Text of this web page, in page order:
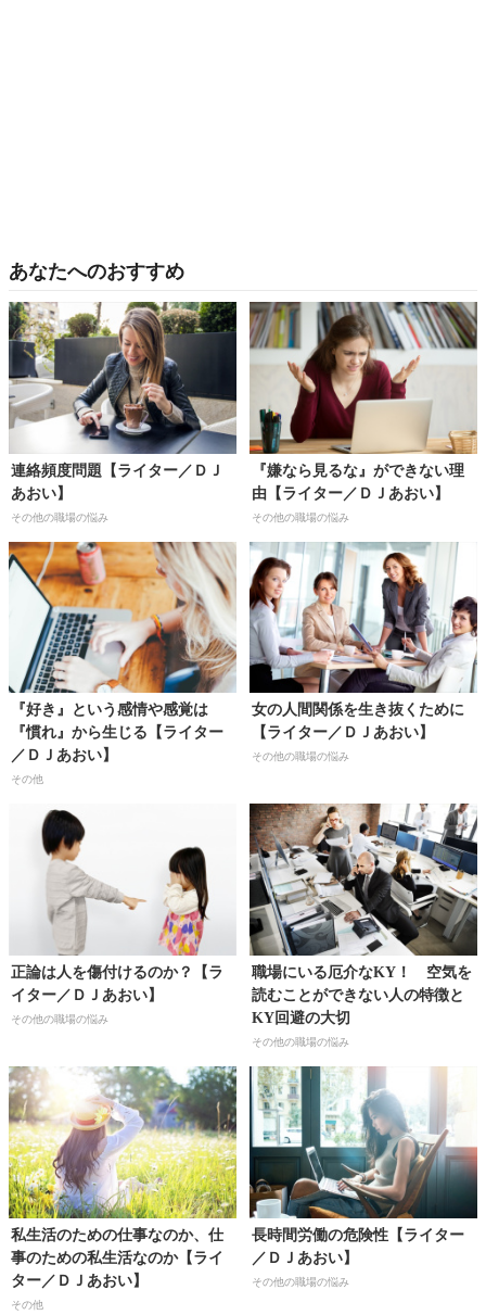
あなたへのおすすめ
連絡頻度問題【ライター／ＤＪ
あおい】
その他の職場の悩み
『嫌なら見るな』ができない理
由【ライター／ＤＪあおい】
その他の職場の悩み
『好き』という感情や感覚は
『慣れ』から生じる【ライター
／ＤＪあおい】
その他
女の人間関係を生き抜くために
【ライター／ＤＪあおい】
その他の職場の悩み
正論は人を傷付けるのか？【ラ
イター／ＤＪあおい】
その他の職場の悩み
職場にいる厄介なKY！ 空気を
読むことができない人の特徴と
KY回避の大切
その他の職場の悩み
私生活のための仕事なのか、仕
事のための私生活なのか【ライ
ター／ＤＪあおい】
その他
長時間労働の危険性【ライター
／ＤＪあおい】
その他の職場の悩み